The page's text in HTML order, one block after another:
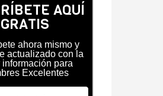
AQUÍ
GRATIS
ahora mismo y
actualizado con la
información para
Excelentes